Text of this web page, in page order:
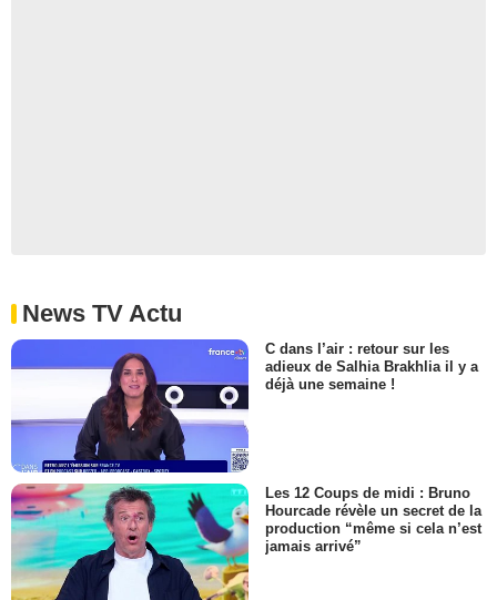
News TV Actu
C dans l’air : retour sur les
adieux de Salhia Brakhlia il y a
déjà une semaine !
Les 12 Coups de midi : Bruno
Hourcade révèle un secret de la
production “même si cela n’est
jamais arrivé”